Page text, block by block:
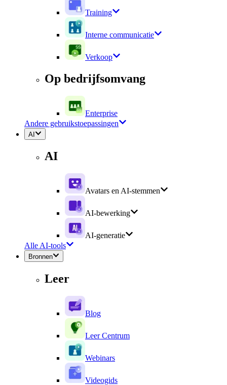
Training
Interne communicatie
Verkoop
Op bedrijfsomvang
Enterprise
Andere gebruikstoepassingen
AI
AI
Avatars en AI-stemmen
AI-bewerking
AI-generatie
Alle AI-tools
Bronnen
Leer
Blog
Leer Centrum
Webinars
Videogids